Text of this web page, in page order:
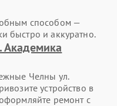
способом —
быстро и аккуратно.
Челны ул.
устройство в
ремонт с